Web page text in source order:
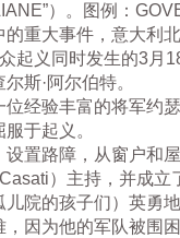
）。图例：
重大事件，意大利
起义同时发生的3
斯·阿尔伯特。
经验丰富的将军约
于起义。
置路障，从窗户和
）主持，并成
院的孩子们）英勇
因为他的军队被围